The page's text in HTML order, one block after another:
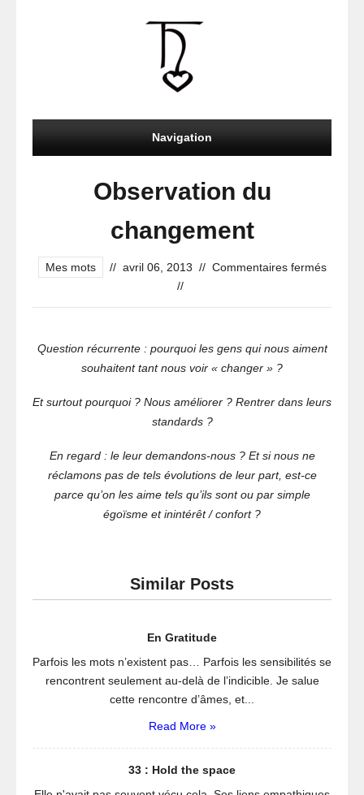
Navigation
Observation du
changement
Mes mots // avril 06, 2013 // Commentaires ferméssur
//
Question récurrente : pourquoi les gens qui nous aiment
souhaitent tant nous voir « changer » ?
Et surtout pourquoi ? Nous améliorer ? Rentrer dans leurs
standards ?
En regard : le leur demandons-nous ? Et si nous ne
réclamons pas de tels évolutions de leur part, est-ce
parce qu’on les aime tels qu’ils sont ou par simple
égoïsme et inintérêt / confort ?
Similar Posts
En Gratitude
Parfois les mots n’existent pas… Parfois les sensibilités se
rencontrent seulement au-delà de l’indicible. Je salue
cette rencontre d’âmes, et...
Read More »
33 : Hold the space